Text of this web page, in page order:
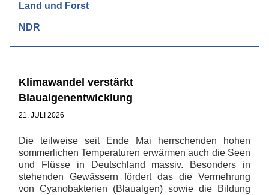
Land und Forst
NDR
Klimawandel verstärkt
Blaualgenentwicklung
21. JULI 2026
Die teilweise seit Ende Mai herrschenden hohen
sommerlichen Temperaturen erwärmen auch die Seen
und Flüsse in Deutschland massiv. Besonders in
stehenden Gewässern fördert das die Vermehrung
von Cyanobakterien (Blaualgen) sowie die Bildung